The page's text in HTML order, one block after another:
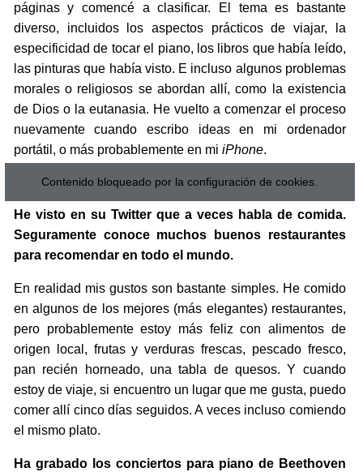
páginas y comencé a clasificar. El tema es bastante
diverso, incluidos los aspectos prácticos de viajar, la
especificidad de tocar el piano, los libros que había leído,
las pinturas que había visto. E incluso algunos problemas
morales o religiosos se abordan allí, como la existencia
de Dios o la eutanasia. He vuelto a comenzar el proceso
nuevamente cuando escribo ideas en mi ordenador
portátil, o más probablemente en mi iPhone.
Contenido bloqueado por la configuración de cookies.
He visto en su Twitter que a veces habla de comida.
Seguramente conoce muchos buenos restaurantes
para recomendar en todo el mundo.
En realidad mis gustos son bastante simples. He comido
en algunos de los mejores (más elegantes) restaurantes,
pero probablemente estoy más feliz con alimentos de
origen local, frutas y verduras frescas, pescado fresco,
pan recién horneado, una tabla de quesos. Y cuando
estoy de viaje, si encuentro un lugar que me gusta, puedo
comer allí cinco días seguidos. A veces incluso comiendo
el mismo plato.
Ha grabado los conciertos para piano de Beethoven